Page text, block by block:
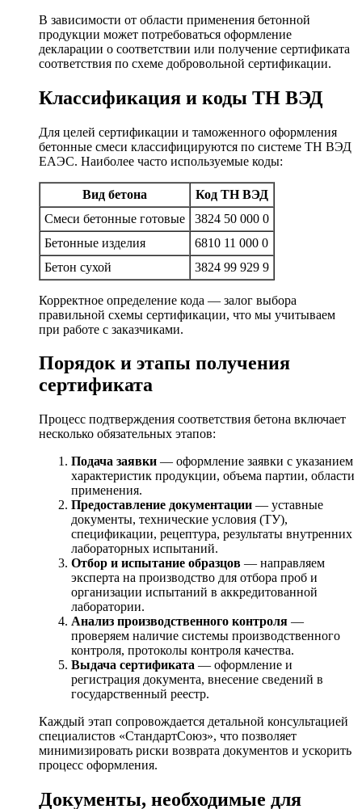
В зависимости от области применения бетонной
продукции может потребоваться оформление
декларации о соответствии или получение сертификата
соответствия по схеме добровольной сертификации.
Классификация и коды ТН ВЭД
Для целей сертификации и таможенного оформления
бетонные смеси классифицируются по системе ТН ВЭД
ЕАЭС. Наиболее часто используемые коды:
Вид бетона
Код ТН ВЭД
Смеси бетонные готовые
3824 50 000 0
Бетонные изделия
6810 11 000 0
Бетон сухой
3824 99 929 9
Корректное определение кода — залог выбора
правильной схемы сертификации, что мы учитываем
при работе с заказчиками.
Порядок и этапы получения
сертификата
Процесс подтверждения соответствия бетона включает
несколько обязательных этапов:
Подача заявки — оформление заявки с указанием
характеристик продукции, объема партии, области
применения.
Предоставление документации — уставные
документы, технические условия (ТУ),
спецификации, рецептура, результаты внутренних
лабораторных испытаний.
Отбор и испытание образцов — направляем
эксперта на производство для отбора проб и
организации испытаний в аккредитованной
лаборатории.
Анализ производственного контроля —
проверяем наличие системы производственного
контроля, протоколы контроля качества.
Выдача сертификата — оформление и
регистрация документа, внесение сведений в
государственный реестр.
Каждый этап сопровождается детальной консультацией
специалистов «СтандартСоюз», что позволяет
минимизировать риски возврата документов и ускорить
процесс оформления.
Документы, необходимые для